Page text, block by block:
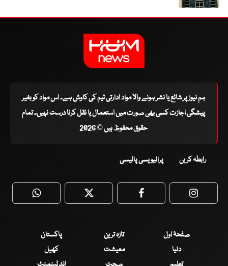
ہم نیوز پر شائع یا نشر ہونے والا مواد ادارتی ٹیم کی کاوش ہے۔ اس مواد کو بغیر
پیشگی اجازت کسی بھی صورت میں استعمال یا نقل کرنا درست نہیں۔ تمام
حقوق محفوظ ہیں © 2026
رابطہ کریں پرائیویسی پالیسی
WhatsApp Twitter Facebook
صفحۂ اول تازہ ترین
پاکستان
دنیا
معیشت
کھیل